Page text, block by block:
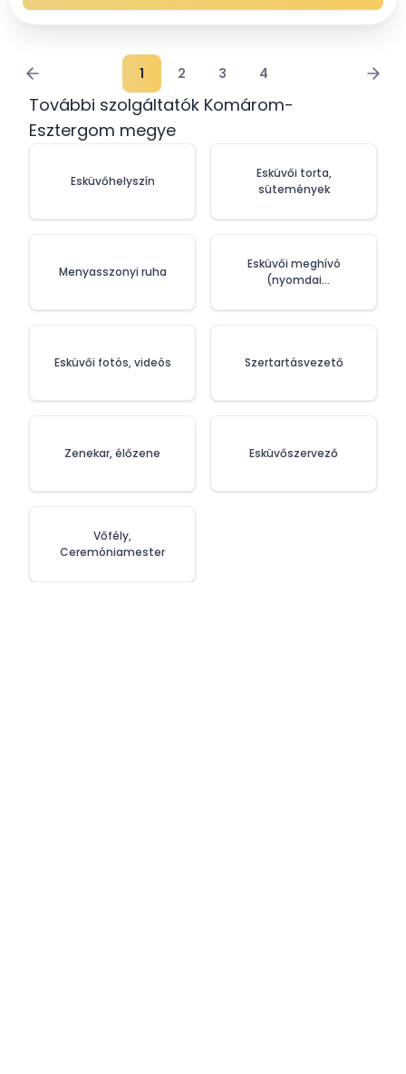
1 2 3 4
További szolgáltatók Komárom-
Esztergom megye
Esküvőhelyszín
Menyasszonyi ruha
Esküvői fotós, videós
Zenekar, élőzene
Vőfély,
Ceremóniamester
Esküvői torta,
sütemények
Esküvői meghívó
(nyomdai
Szertartásvezető
Esküvőszervező